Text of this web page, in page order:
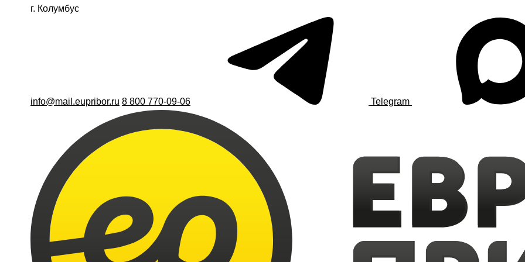
г. Колумбус
info@mail.eupribor.ru 8 800 770-09-06 Telegram